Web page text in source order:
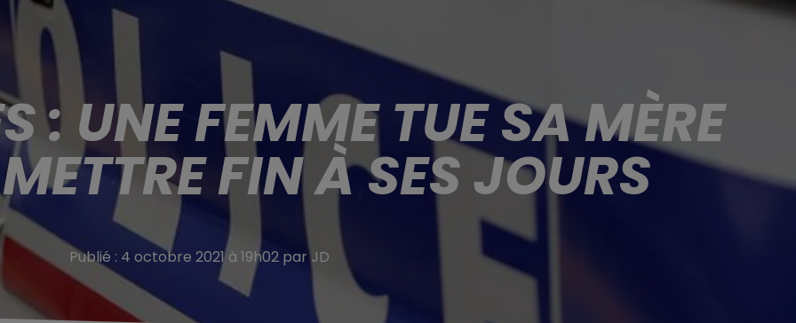
: UNE FEMME TUE SA MÈRE
FIN À SES JOURS
Publié : 4 octobre 2021 à 19h02 par JD